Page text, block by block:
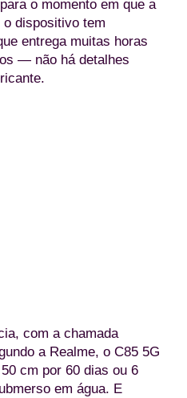
o momento em que a
dispositivo tem
entrega muitas horas
— não há detalhes
com a chamada
a Realme, o C85 5G
cm por 60 dias ou 6
em água. E